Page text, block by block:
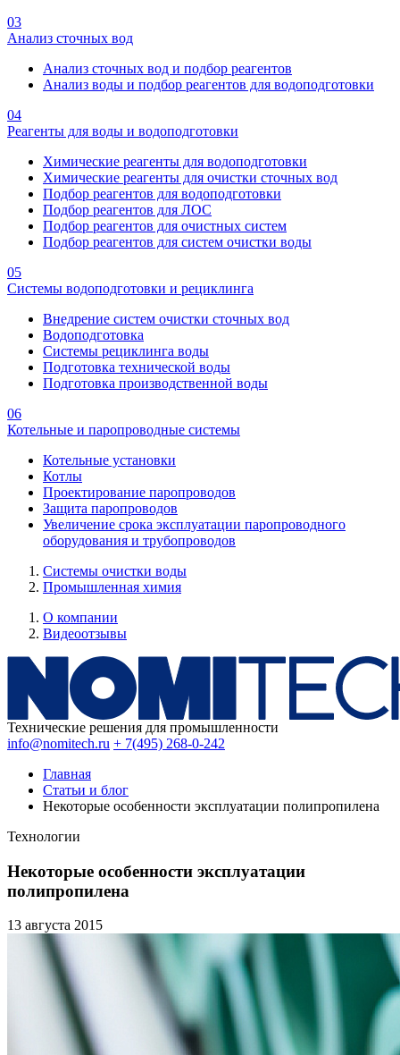
03
Анализ сточных вод
Анализ сточных вод и подбор реагентов
Анализ воды и подбор реагентов для водоподготовки
04
Реагенты для воды и водоподготовки
Химические реагенты для водоподготовки
Химические реагенты для очистки сточных вод
Подбор реагентов для водоподготовки
Подбор реагентов для ЛОС
Подбор реагентов для очистных систем
Подбор реагентов для систем очистки воды
05
Системы водоподготовки и рециклинга
Внедрение систем очистки сточных вод
Водоподготовка
Системы рециклинга воды
Подготовка технической воды
Подготовка производственной воды
06
Котельные и паропроводные системы
Котельные установки
Котлы
Проектирование паропроводов
Защита паропроводов
Увеличение срока эксплуатации паропроводного
оборудования и трубопроводов
Системы очистки воды
Промышленная химия
О компании
Видеоотзывы
Технические решения для промышленности
info@nomitech.ru + 7(495) 268-0-242
Главная
Статьи и блог
Некоторые особенности эксплуатации полипропилена
Технологии
Некоторые особенности эксплуатации
полипропилена
13 августа 2015